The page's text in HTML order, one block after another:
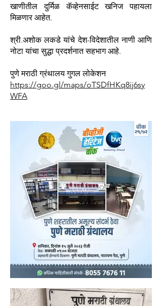
खाणीतील दुर्मिळ कॅव्हेनसाईट खनिज पहायला
मिळणार आहेत.
श्री.अशोक लकडे यांचे देश-विदेशातील नाणी आणि
नोटा यांचा सुद्धा प्रदर्शनात सहभाग आहे.
पुणे मराठी ग्रंथालय गुगल लोकेशन
https://goo.gl/maps/oTSDfHKq8ij6sy
WFA